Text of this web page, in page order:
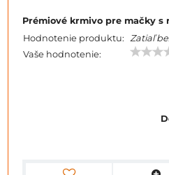
Prémiové krmivo pre mačky s
Hodnotenie produktu: Zatiaľ
Vaše hodnotenie: